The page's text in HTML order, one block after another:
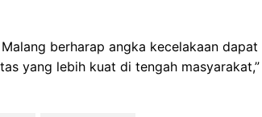
berharap angka kecelakaan dapat
yang lebih kuat di tengah masyarakat,”